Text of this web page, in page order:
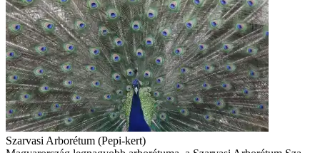
Szarvasi Arborétum (Pepi-kert)